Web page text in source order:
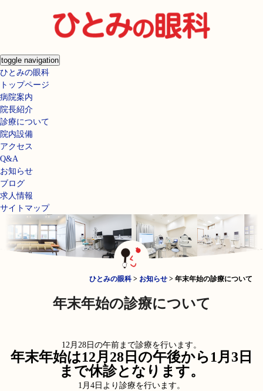
toggle navigation
ひとみの眼科
トップページ
病院案内
院長紹介
診療について
院内設備
アクセス
Q&A
お知らせ
ブログ
求人情報
サイトマップ
ひとみの眼科> お知らせ >年末年始の診療について
年末年始の診療について
12月28日の午前まで診療を行います。
年末年始は12月28日の午後から1月3日
まで休診となります。
1月4日より診療を行います。